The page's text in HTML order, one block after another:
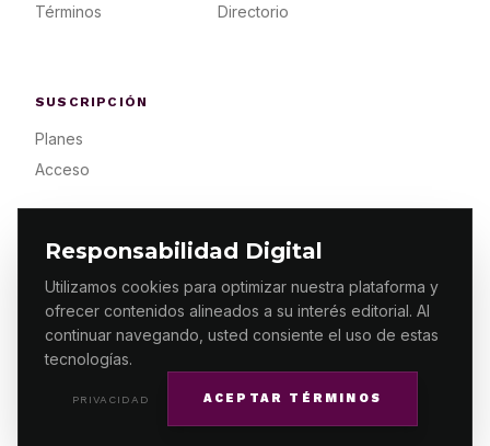
Responsabilidad Digital
Utilizamos cookies para optimizar nuestra plataforma y
ofrecer contenidos alineados a su interés editorial. Al
continuar navegando, usted consiente el uso de estas
tecnologías.
PRIVACIDAD ACEPTAR TÉRMINOS
Términos
Directorio
SUSCRIPCIÓN
Planes
Acceso
© 2026 ES PRIMERA MX. ALGUNOS DERECHOS
RESERVADOS / DESIGNMAKING.MX